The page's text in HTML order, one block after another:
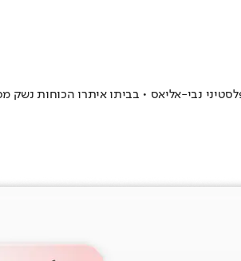
נבי-אליאס • בביתו איתרו הכוחות נשק